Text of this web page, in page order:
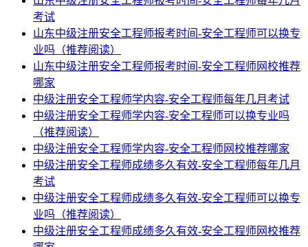
考试
山东中级注册安全工程师报考时间-安全工程师可以换专
业吗（推荐阅读）
山东中级注册安全工程师报考时间-安全工程师网校推荐
哪家
中级注册安全工程师学内容-安全工程师每年几月考试
中级注册安全工程师学内容-安全工程师可以换专业吗
（推荐阅读）
中级注册安全工程师学内容-安全工程师网校推荐哪家
中级注册安全工程师成绩多久有效-安全工程师每年几月
考试
中级注册安全工程师成绩多久有效-安全工程师可以换专
业吗（推荐阅读）
中级注册安全工程师成绩多久有效-安全工程师网校推荐